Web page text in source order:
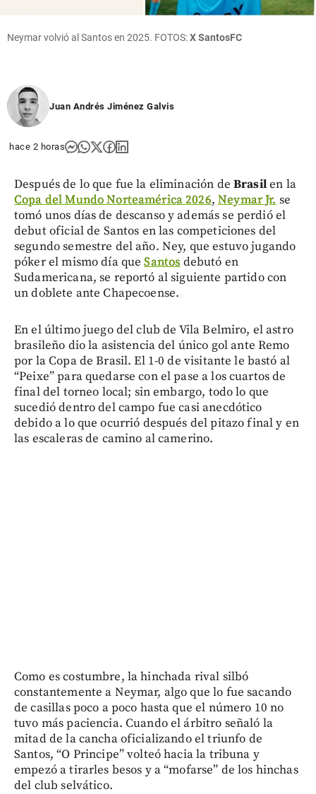
Neymar volvió al Santos en 2025. FOTOS:X SantosFC
Juan Andrés Jiménez Galvis
hace 2 horas
Después de lo que fue la eliminación de Brasilen la
Copa del Mundo Norteamérica 2026,Neymar Jr. se
tomó unos días de descanso y además se perdió el
debut oficial de Santos en las competiciones del
segundo semestre del año. Ney, que estuvo jugando
póker el mismo día queSantos debutó en
Sudamericana, se reportó al siguiente partido con
un doblete ante Chapecoense.
En el último juego del club de Vila Belmiro, el astro
brasileño dio la asistencia del único gol ante Remo
por la Copa de Brasil. El 1-0 de visitante le bastó al
“Peixe” para quedarse con el pase a los cuartos de
final del torneo local; sin embargo, todo lo que
sucedió dentro del campo fue casi anecdótico
debido a lo que ocurrió después del pitazo final y en
las escaleras de camino al camerino.
Como es costumbre, la hinchada rival silbó
constantemente a Neymar, algo que lo fue sacando
de casillas poco a poco hasta que el número 10 no
tuvo más paciencia. Cuando el árbitro señaló la
mitad de la cancha oficializando el triunfo de
Santos, “O Principe” volteó hacia la tribuna y
empezó a tirarles besos y a “mofarse” de los hinchas
del club selvático.